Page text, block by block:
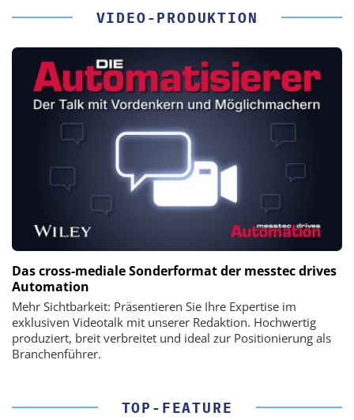
VIDEO-PRODUKTION
Das cross-mediale Sonderformat der messtec drives
Automation
Mehr Sichtbarkeit: Präsentieren Sie Ihre Expertise im
exklusiven Videotalk mit unserer Redaktion. Hochwertig
produziert, breit verbreitet und ideal zur Positionierung als
Branchenführer.
TOP-FEATURE